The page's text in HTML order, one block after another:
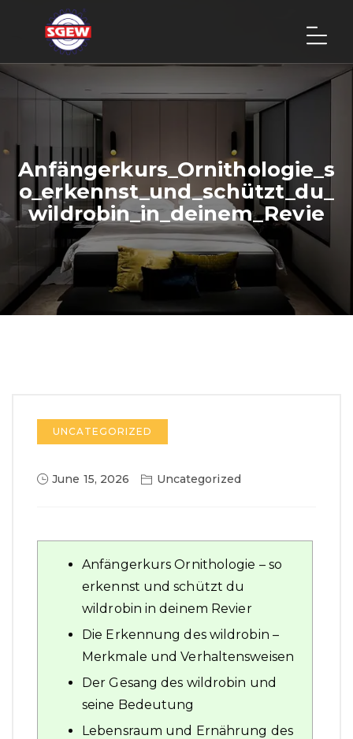
Anfängerkurs_Ornithologie_s
o_erkennst_und_schützt_du_
wildrobin_in_deinem_Revie
UNCATEGORIZED
June 15, 2026 Uncategorized
Anfängerkurs Ornithologie – so
erkennst und schützt du
wildrobin in deinem Revier
Die Erkennung des wildrobin –
Merkmale und Verhaltensweisen
Der Gesang des wildrobin und
seine Bedeutung
Lebensraum und Ernährung des